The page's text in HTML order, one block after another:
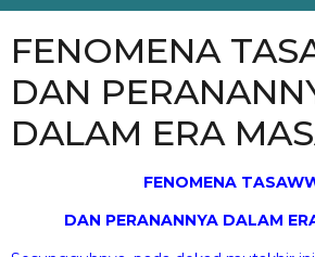
FENOMENA
DAN
DALAM ERA
FENOMENA
DAN PERANANNYA DALAM